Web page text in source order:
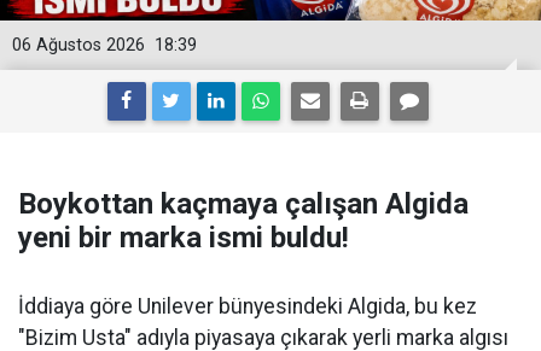
18:39
06 Ağustos 2026
Boykottan kaçmaya çalışan Algida
yeni bir marka ismi buldu!
İddiaya göre Unilever bünyesindeki Algida, bu kez
"Bizim Usta" adıyla piyasaya çıkarak yerli marka algısı